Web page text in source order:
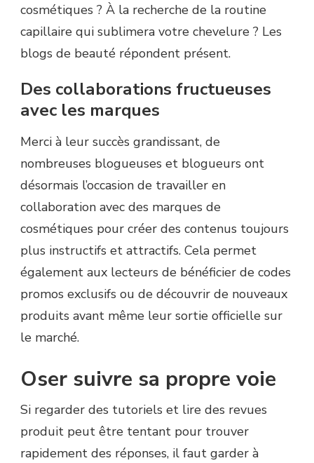
cosmétiques ? À la recherche de la routine
capillaire qui sublimera votre chevelure ? Les
blogs de beauté répondent présent.
Des collaborations fructueuses
avec les marques
Merci à leur succès grandissant, de
nombreuses blogueuses et blogueurs ont
désormais l’occasion de travailler en
collaboration avec des marques de
cosmétiques pour créer des contenus toujours
plus instructifs et attractifs. Cela permet
également aux lecteurs de bénéficier de codes
promos exclusifs ou de découvrir de nouveaux
produits avant même leur sortie officielle sur
le marché.
Oser suivre sa propre voie
Si regarder des tutoriels et lire des revues
produit peut être tentant pour trouver
rapidement des réponses, il faut garder à